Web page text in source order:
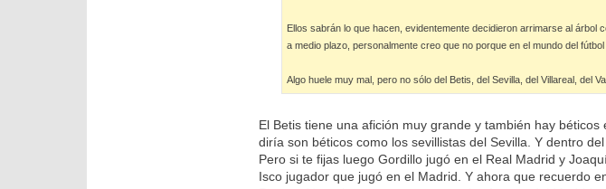
Ellos sabrán lo que hacen, evidentemente decidieron arrimarse al
a medio plazo, personalmente creo que no porque en el mundo del
Algo huele muy mal, pero no sólo del Betis, del Sevilla, del Villareal, del
El Betis tiene una afición muy grande y también hay
diría son béticos como los sevillistas del Sevilla. Y dentro
Pero si te fijas luego Gordillo jugó en el Real Madrid y
Isco jugador que jugó en el Madrid. Y ahora que recuerdo